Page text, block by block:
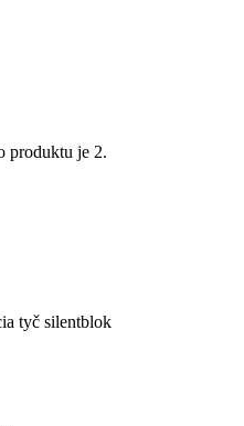
produktu je 2.
tyč silentblok